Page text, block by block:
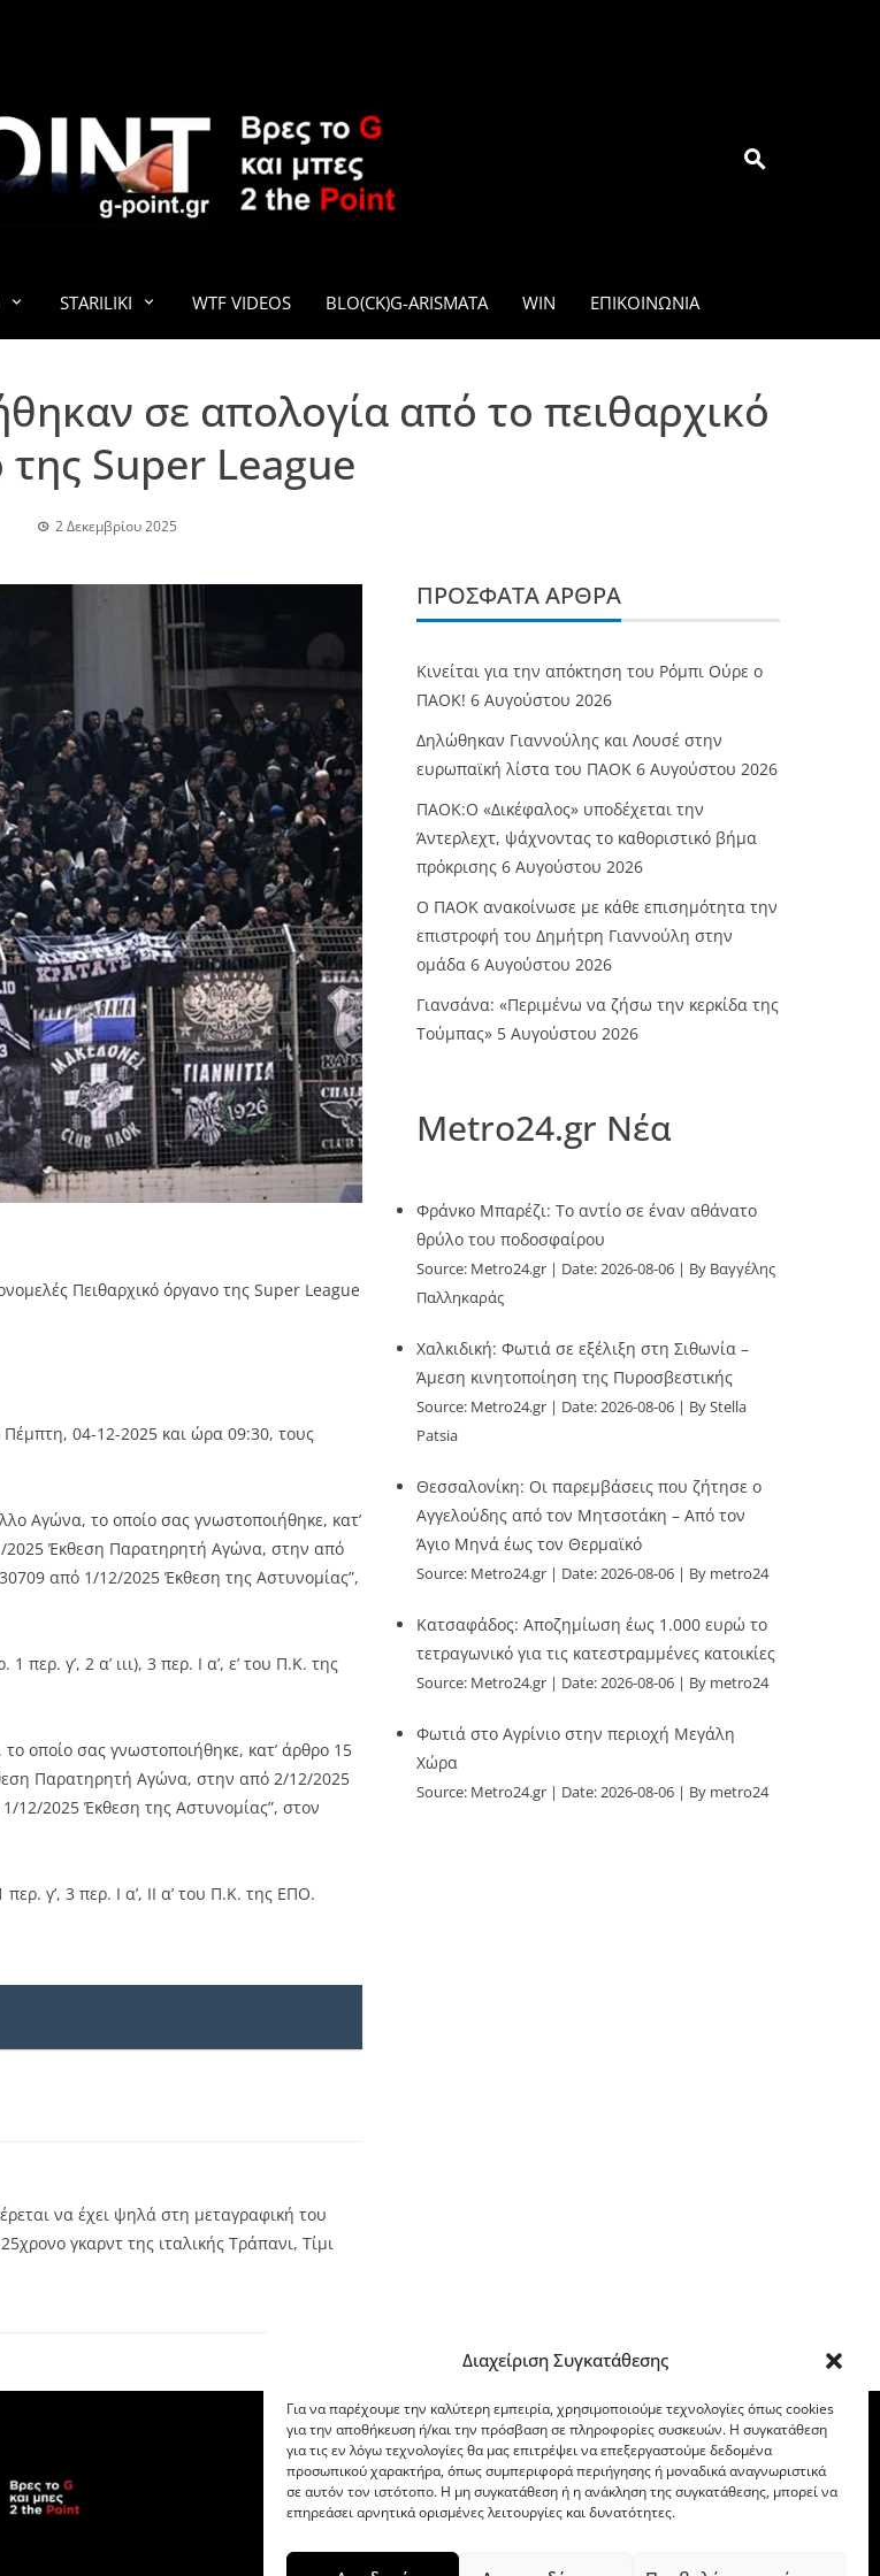
Διαχείριση Συγκατάθεσης
Για να παρέχουμε την καλύτερη εμπειρία, χρησιμοποιούμε τεχνολογίες όπως cookies
για την αποθήκευση ή/και την πρόσβαση σε πληροφορίες συσκευών. Η συγκατάθεση
για τις εν λόγω τεχνολογίες θα μας επιτρέψει να επεξεργαστούμε δεδομένα
προσωπικού χαρακτήρα, όπως συμπεριφορά περιήγησης ή μοναδικά αναγνωριστικά
σε αυτόν τον ιστότοπο. Η μη συγκατάθεση ή η ανάκληση της συγκατάθεσης, μπορεί να
επηρεάσει αρνητικά ορισμένες λειτουργίες και δυνατότητες.
G-POINT.GR
STARILIKI WTF VIDEOS BLO(CK)G-ARISMATA WIN ΕΠΙΚΟΙΝΩΝΊΑ
σε απολογία από το πειθαρχικό
Super League
2 Δεκεμβρίου 2025
Πειθαρχικό όργανο της Super League
04-12-2025 και ώρα 09:30, τους
Αγώνα, το οποίο σας γνωστοποιήθηκε, κατ’
Έκθεση Παρατηρητή Αγώνα, στην από
από 1/12/2025 Έκθεση της Αστυνομίας”,
γ’, 2 α’ ιιι), 3 περ. Ι α’, ε’ του Π.Κ. της
οποίο σας γνωστοποιήθηκε, κατ’ άρθρο 15
Παρατηρητή Αγώνα, στην από 2/12/2025
12/2025 Έκθεση της Αστυνομίας”, στον
γ’, 3 περ. Ι α’, ΙΙ α’ του Π.Κ. της ΕΠΟ.
να έχει ψηλά στη μεταγραφική του
γκαρντ της ιταλικής Τράπανι, Τίμι
ΠΡΌΣΦΑΤΑ ΆΡΘΡΑ
Κινείται για την απόκτηση του Ρόμπι Ούρε ο
ΠΑΟΚ! 6 Αυγούστου 2026
Δηλώθηκαν Γιαννούλης και Λουσέ στην
ευρωπαϊκή λίστα του ΠΑΟΚ 6 Αυγούστου 2026
ΠΑΟΚ:Ο «Δικέφαλος» υποδέχεται την
Άντερλεχτ, ψάχνοντας το καθοριστικό βήμα
πρόκρισης 6 Αυγούστου 2026
Ο ΠΑΟΚ ανακοίνωσε με κάθε επισημότητα την
επιστροφή του Δημήτρη Γιαννούλη στην
ομάδα 6 Αυγούστου 2026
Γιανσάνα: «Περιμένω να ζήσω την κερκίδα της
Τούμπας» 5 Αυγούστου 2026
Metro24.gr Νέα
Φράνκο Μπαρέζι: Το αντίο σε έναν αθάνατο
θρύλο του ποδοσφαίρου
Source: Metro24.gr Date: 2026-08-06
By Βαγγέλης
Παλληκαράς
Χαλκιδική: Φωτιά σε εξέλιξη στη Σιθωνία –
Άμεση κινητοποίηση της Πυροσβεστικής
Source: Metro24.gr Date: 2026-08-06
By Stella
Patsia
Θεσσαλονίκη: Οι παρεμβάσεις που ζήτησε ο
Αγγελούδης από τον Μητσοτάκη – Από τον
Άγιο Μηνά έως τον Θερμαϊκό
Source: Metro24.gr Date: 2026-08-06 By metro24
Κατσαφάδος: Αποζημίωση έως 1.000 ευρώ το
τετραγωνικό για τις κατεστραμμένες κατοικίες
Source: Metro24.gr Date: 2026-08-06 By metro24
Φωτιά στο Αγρίνιο στην περιοχή Μεγάλη
Χώρα
Source: Metro24.gr Date: 2026-08-06 By metro24